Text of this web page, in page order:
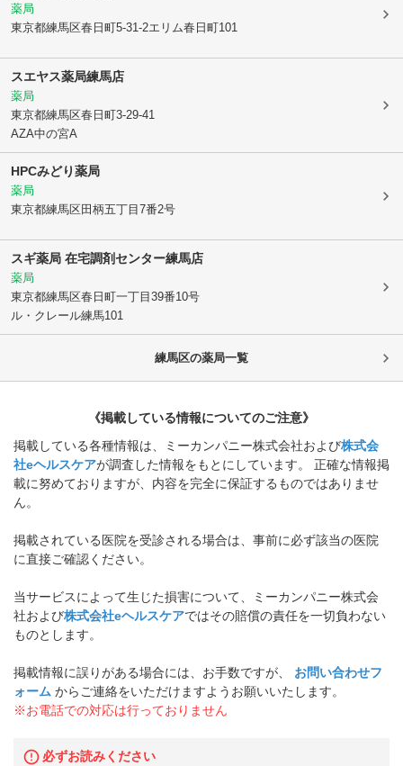
薬局
東京都練馬区春日町5-31-2エリム春日町101
スエヤス薬局練馬店
薬局
東京都練馬区春日町3-29-41
AZA中の宮A
HPCみどり薬局
薬局
東京都練馬区田柄五丁目7番2号
スギ薬局 在宅調剤センター練馬店
薬局
東京都練馬区春日町一丁目39番10号
ル・クレール練馬101
練馬区の薬局一覧
《掲載している情報についてのご注意》
掲載している各種情報は、ミーカンパニー株式会社および株式会
社eヘルスケアが調査した情報をもとにしています。 正確な情報掲
載に努めておりますが、内容を完全に保証するものではありませ
ん。
掲載されている医院を受診される場合は、事前に必ず該当の医院
に直接ご確認ください。
当サービスによって生じた損害について、ミーカンパニー株式会
社および株式会社eヘルスケアではその賠償の責任を一切負わない
ものとします。
掲載情報に誤りがある場合には、お手数ですが、
お問い合わせフ
ォーム からご連絡をいただけますようお願いいたします。
※お電話での対応は行っておりません
必ずお読みください